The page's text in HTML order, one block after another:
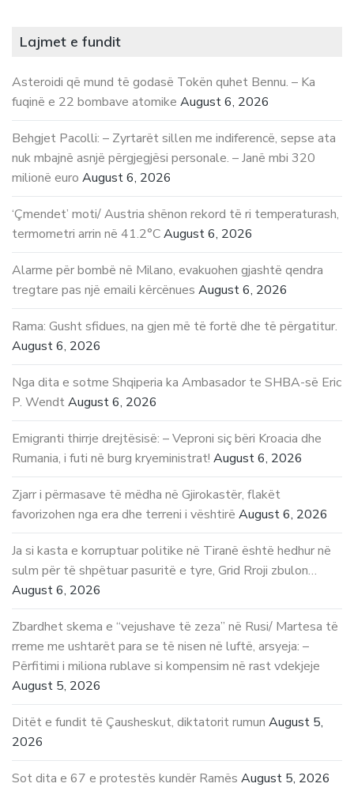
Lajmet e fundit
Asteroidi që mund të godasë Tokën quhet Bennu. – Ka
fuqinë e 22 bombave atomike August 6, 2026
Behgjet Pacolli: – Zyrtarët sillen me indiferencë, sepse ata
nuk mbajnë asnjë përgjegjësi personale. – Janë mbi 320
milionë euro August 6, 2026
‘Çmendet’ moti/ Austria shënon rekord të ri temperaturash,
termometri arrin në 41.2°CAugust 6, 2026
Alarme për bombë në Milano, evakuohen gjashtë qendra
tregtare pas një emaili kërcënues August 6, 2026
Rama: Gusht sfidues, na gjen më të fortë dhe të përgatitur.
August 6, 2026
Nga dita e sotme Shqiperia ka Ambasador te SHBA-së Eric
P. WendtAugust 6, 2026
Emigranti thirrje drejtësisë: – Veproni siç bëri Kroacia dhe
Rumania, i futi në burg kryeministrat! August 6, 2026
Zjarr i përmasave të mëdha në Gjirokastër, flakët
favorizohen nga era dhe terreni i vështirë August 6, 2026
Ja si kasta e korruptuar politike në Tiranë është hedhur në
sulm për të shpëtuar pasuritë e tyre, Grid Rroji zbulon…
August 6, 2026
Zbardhet skema e “vejushave të zeza” në Rusi/ Martesa të
rreme me ushtarët para se të nisen në luftë, arsyeja: –
Përfitimi i miliona rublave si kompensim në rast vdekjeje
August 5, 2026
Ditët e fundit të Çausheskut, diktatorit rumun August 5,
2026
Sot dita e 67 e protestës kundër Ramës August 5, 2026